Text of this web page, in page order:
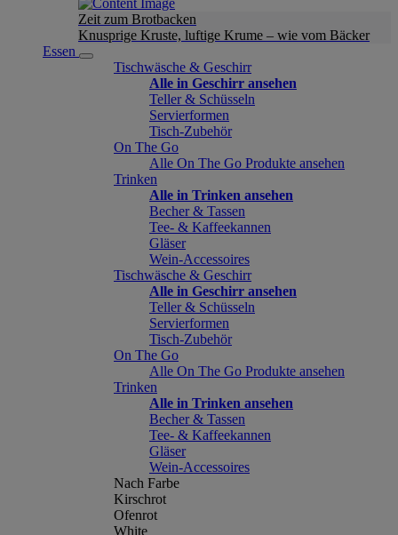
Zeit zum Brotbacken
Knusprige Kruste, luftige Krume – wie vom Bäcker
Essen
Tischwäsche & Geschirr
Alle in Geschirr ansehen
Teller & Schüsseln
Servierformen
Tisch-Zubehör
On The Go
Alle On The Go Produkte ansehen
Trinken
Alle in Trinken ansehen
Becher & Tassen
Tee- & Kaffeekannen
Gläser
Wein-Accessoires
Tischwäsche & Geschirr
Alle in Geschirr ansehen
Teller & Schüsseln
Servierformen
Tisch-Zubehör
On The Go
Alle On The Go Produkte ansehen
Trinken
Alle in Trinken ansehen
Becher & Tassen
Tee- & Kaffeekannen
Gläser
Wein-Accessoires
Nach Farbe
Kirschrot
Ofenrot
White